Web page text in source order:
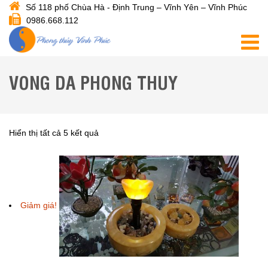
Số 118 phố Chùa Hà - Định Trung – Vĩnh Yên – Vĩnh Phúc
0986.668.112
VONG DA PHONG THUY
Hiển thị tất cả 5 kết quả
Giảm giá!